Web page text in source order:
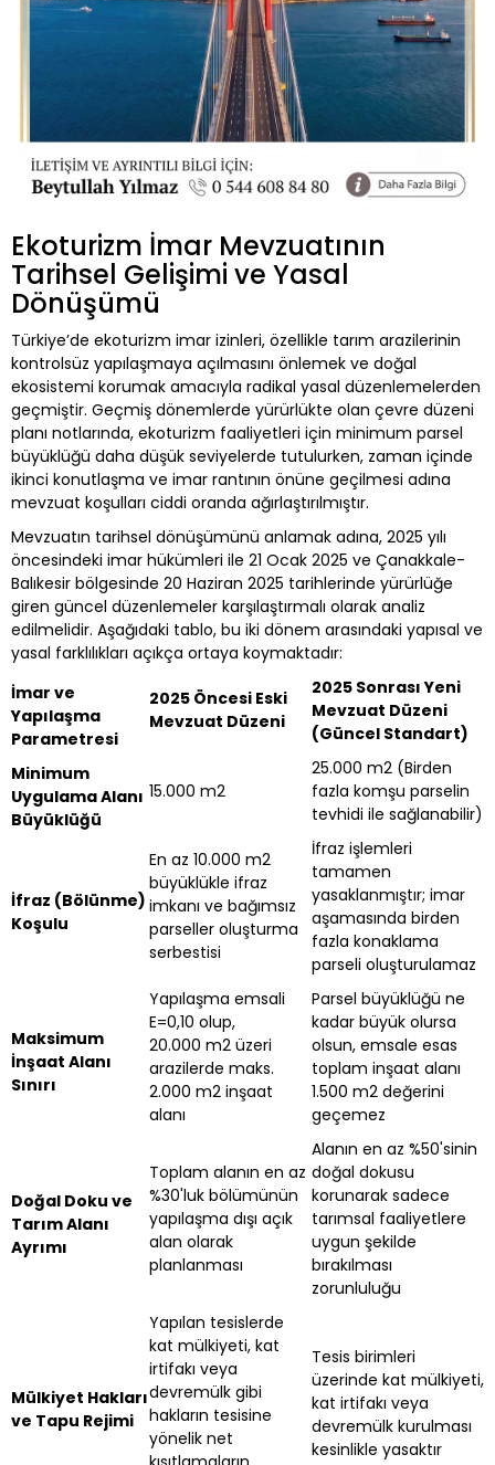
Ekoturizm İmar Mevzuatının
Tarihsel Gelişimi ve Yasal
Dönüşümü
Türkiye’de ekoturizm imar izinleri, özellikle tarım arazilerinin
kontrolsüz yapılaşmaya açılmasını önlemek ve doğal
ekosistemi korumak amacıyla radikal yasal düzenlemelerden
geçmiştir. Geçmiş dönemlerde yürürlükte olan çevre düzeni
planı notlarında, ekoturizm faaliyetleri için minimum parsel
büyüklüğü daha düşük seviyelerde tutulurken, zaman içinde
ikinci konutlaşma ve imar rantının önüne geçilmesi adına
mevzuat koşulları ciddi oranda ağırlaştırılmıştır.
Mevzuatın tarihsel dönüşümünü anlamak adına, 2025 yılı
öncesindeki imar hükümleri ile 21 Ocak 2025 ve Çanakkale-
Balıkesir bölgesinde 20 Haziran 2025 tarihlerinde yürürlüğe
giren güncel düzenlemeler karşılaştırmalı olarak analiz
edilmelidir. Aşağıdaki tablo, bu iki dönem arasındaki yapısal ve
yasal farklılıkları açıkça ortaya koymaktadır:
İmar ve
Yapılaşma
Parametresi
2025 Öncesi Eski
Mevzuat Düzeni
2025 Sonrası Yeni
Mevzuat Düzeni
(Güncel Standart)
Minimum
Uygulama Alanı
Büyüklüğü
15.000 m2
25.000 m2 (Birden
fazla komşu parselin
tevhidi ile sağlanabilir)
İfraz (Bölünme)
Koşulu
En az 10.000 m2
büyüklükle ifraz
imkanı ve bağımsız
parseller oluşturma
serbestisi
İfraz işlemleri
tamamen
yasaklanmıştır; imar
aşamasında birden
fazla konaklama
parseli oluşturulamaz
Maksimum
İnşaat Alanı
Sınırı
Yapılaşma emsali
E=0,10 olup,
20.000 m2 üzeri
arazilerde maks.
2.000 m2 inşaat
alanı
Parsel büyüklüğü ne
kadar büyük olursa
olsun, emsale esas
toplam inşaat alanı
1.500 m2 değerini
geçemez
Doğal Doku ve
Tarım Alanı
Ayrımı
Toplam alanın en az
%30'luk bölümünün
yapılaşma dışı açık
alan olarak
planlanması
Alanın en az %50'sinin
doğal dokusu
korunarak sadece
tarımsal faaliyetlere
uygun şekilde
bırakılması
zorunluluğu
Mülkiyet Hakları
ve Tapu Rejimi
Yapılan tesislerde
kat mülkiyeti, kat
irtifakı veya
devremülk gibi
hakların tesisine
yönelik net
Tesis birimleri
üzerinde kat mülkiyeti,
kat irtifakı veya
devremülk kurulması
kesinlikle yasaktır